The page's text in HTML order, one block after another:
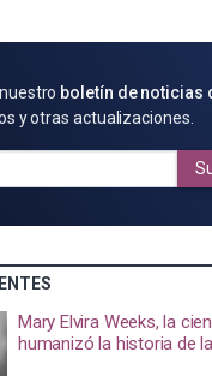
boletín de noticias
y otras actualizaciones.
Mary Elvira Weeks, la
humanizó la historia de